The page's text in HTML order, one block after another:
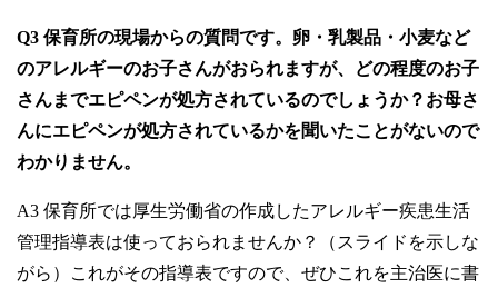
Q3 保育所の現場からの質問です。卵・乳製品・小麦など
のアレルギーのお子さんがおられますが、どの程度のお子
さんまでエピペンが処方されているのでしょうか？お母さ
んにエピペンが処方されているかを聞いたことがないので
わかりません。
A3 保育所では厚生労働省の作成したアレルギー疾患生活
管理指導表は使っておられませんか？（スライドを示しな
がら）これがその指導表ですので、ぜひこれを主治医に書